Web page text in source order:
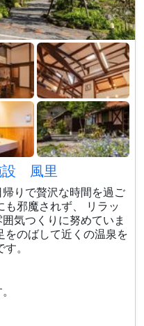
設 風里
りで贅沢な時間を過ご
邪魔されず、 リラッ
気つくりに努めていま
のばして近くの温泉を
。